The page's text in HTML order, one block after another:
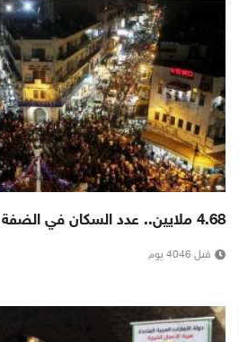
4.68 ملايين.. عدد السكان في الضفة والقطاع
قبل 4046 يوم